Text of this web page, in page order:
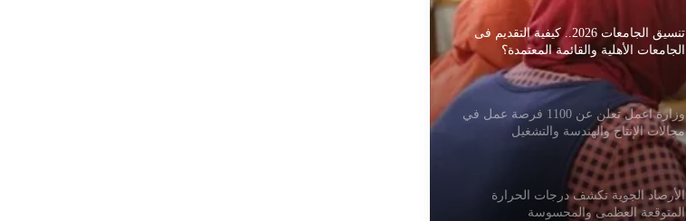
تنسيق الجامعات 2026.. كيفية التقديم فى
الجامعات الأهلية والقائمة المعتمدة؟
وزارة اعمل تعلن عن 1100 فرصة عمل في
مجالات الإنتاج والهندسة والتشغيل
الأرصاد الجوية تكشف درجات الحرارة
المتوقعة العظمى والمحسوسة